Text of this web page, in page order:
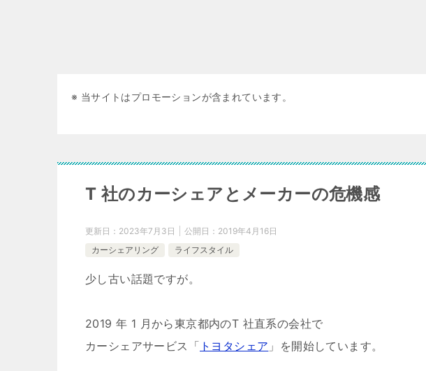
※ 当サイトはプロモーションが含まれています。
T 社のカーシェアとメーカーの危機感
更新日： 2023年7月3日 公開日： 2019年4月16日
カーシェアリング
ライフスタイル
少し古い話題ですが。
2019 年 1 月から東京都内のT 社直系の会社で
カーシェアサービス「 トヨタシェア 」を開始しています。